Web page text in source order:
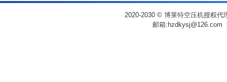
2020-2030© 博莱特空压机授权代
邮箱